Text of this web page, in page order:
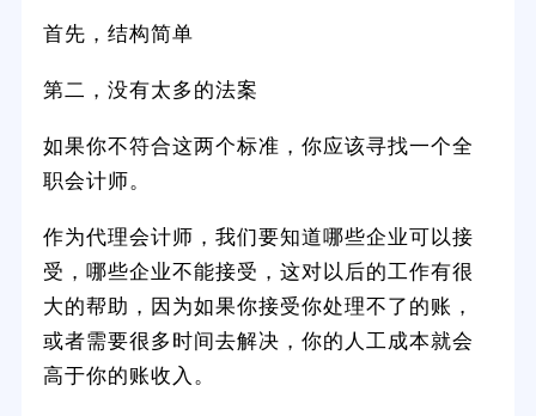
首先，结构简单
第二，没有太多的法案
如果你不符合这两个标准，你应该寻找一个全
职会计师。
作为代理会计师，我们要知道哪些企业可以接
受，哪些企业不能接受，这对以后的工作有很
大的帮助，因为如果你接受你处理不了的账，
或者需要很多时间去解决，你的人工成本就会
高于你的账收入。